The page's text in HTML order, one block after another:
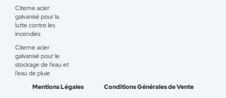
Citerne acier
galvanisé pour la
lutte contre les
incendies
Citerne acier
galvanisé pour le
stockage de l’eau et
l’eau de pluie
Mentions Légales
Conditions Générales de Vente